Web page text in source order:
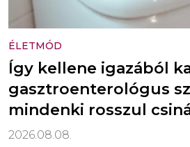
ÉLETMÓD
Így kellene igazából
gasztroenterológus
mindenki rosszul
2026.08.08.